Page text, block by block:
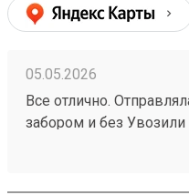
05.05.2026
Все отлично.
забором и без